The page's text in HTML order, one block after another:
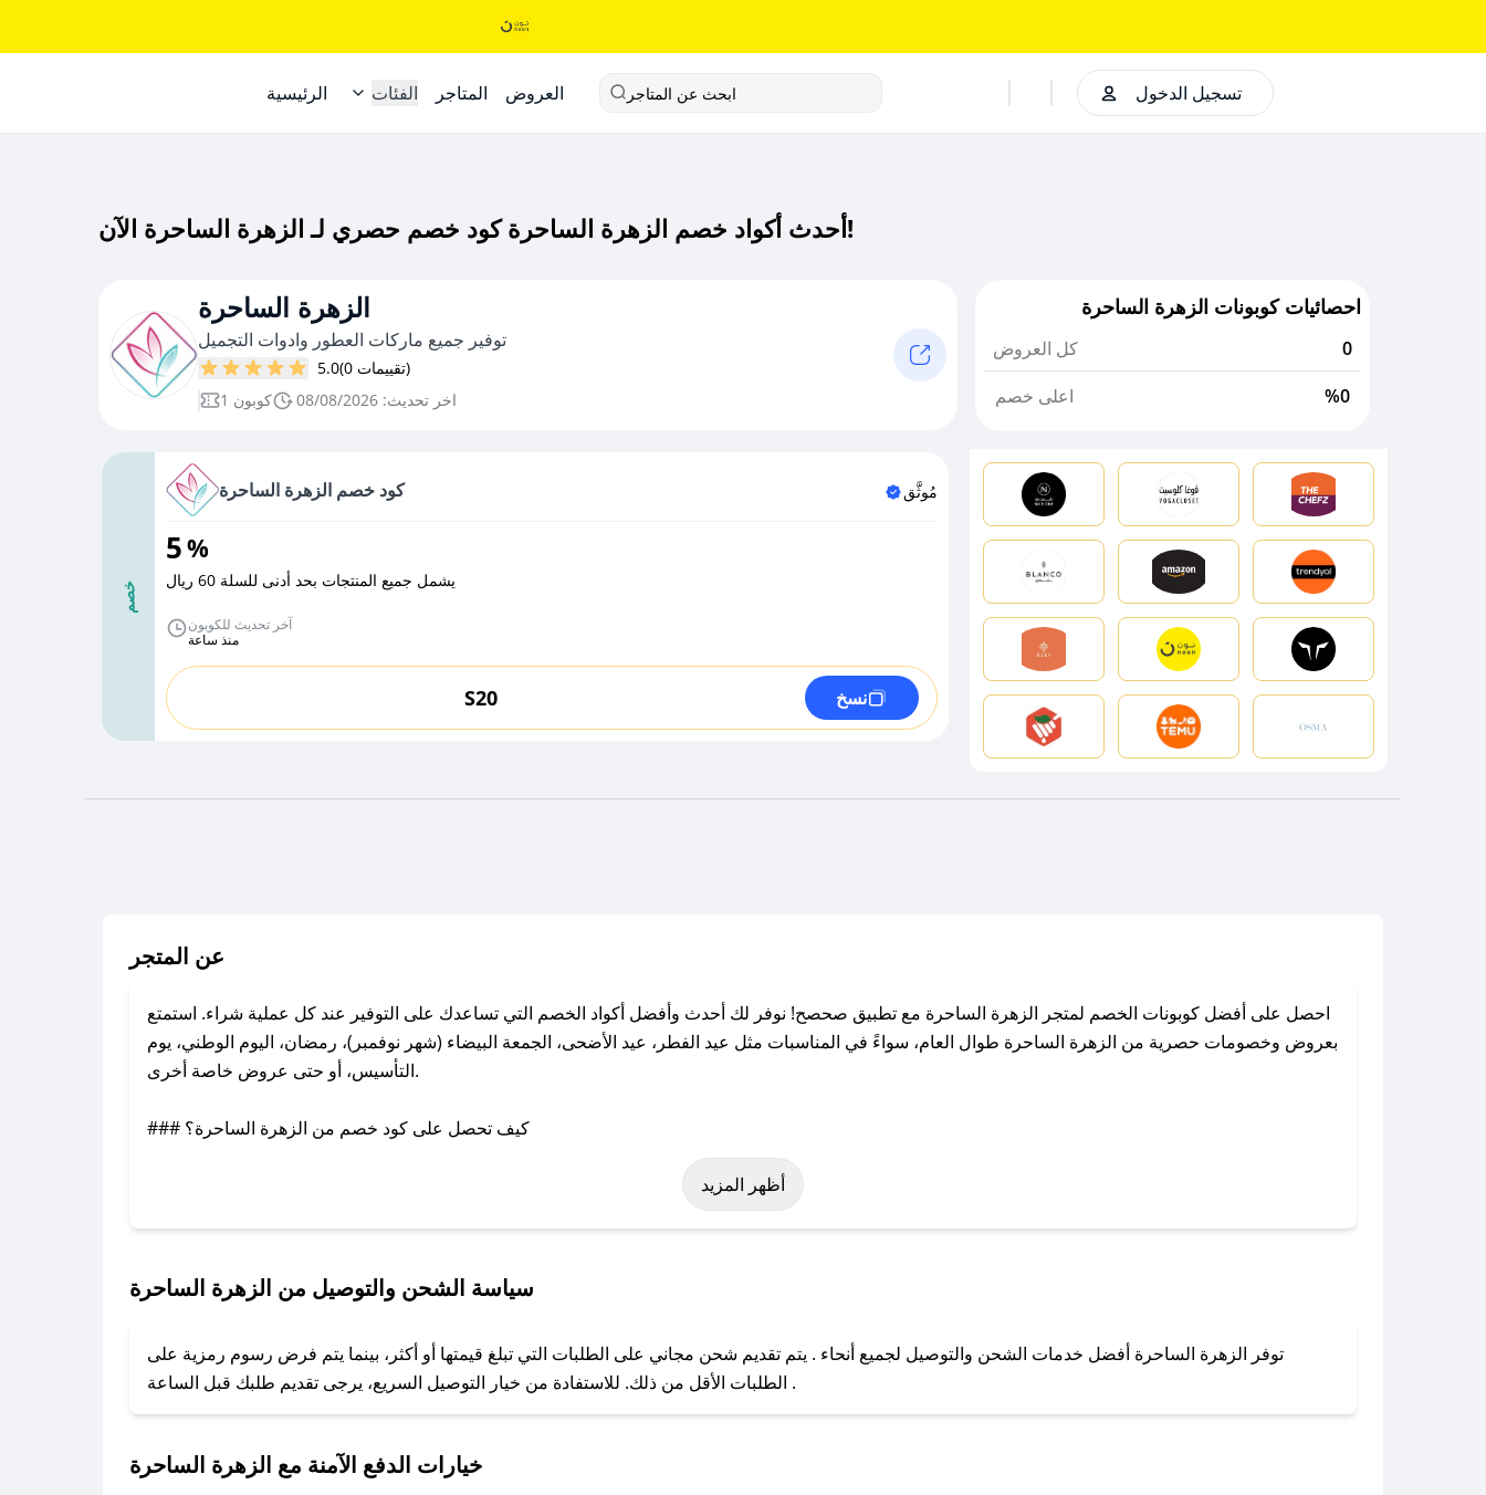
الرئيسية الفئات المتاجر العروض ابحث عن المتاجر تسجيل الدخول
أحدث أكواد خصم الزهرة الساحرة كود خصم حصري لـ الزهرة الساحرة الآن!
الزهرة الساحرة
توفير جميع ماركات العطور وادوات التجميل
5.0
(0 تقييمات)
1 كوبون
اخر تحديث: 08/08/2026
احصائيات كوبونات الزهرة الساحرة
كل العروض
0
اعلى خصم
%0
خصم
كود خصم الزهرة الساحرة مُوثَّق
5%
يشمل جميع المنتجات بحد أدنى للسلة 60 ريال
آخر تحديث للكوبون
منذ ساعة
S20 نسخ
عن المتجر
احصل على أفضل كوبونات الخصم لمتجر الزهرة الساحرة مع تطبيق صحصح! نوفر لك أحدث وأفضل أكواد الخصم التي تساعدك على التوفير عند كل عملية شراء. استمتع
بعروض وخصومات حصرية من الزهرة الساحرة طوال العام، سواءً في المناسبات مثل عيد الفطر، عيد الأضحى، الجمعة البيضاء (شهر نوفمبر)، رمضان، اليوم الوطني، يوم
التأسيس، أو حتى عروض خاصة أخرى.
### كيف تحصل على كود خصم من الزهرة الساحرة؟
باستخدام تطبيق صحصح، يمكنك العثور بسهولة على كود خصم الزهرة الساحرة. وفي حال عدم توفر الكوبون، تواصل معنا عبر تويتر أو البريد الإلكتروني لإضافته بسرعة.
لا تقلق! يمكنك التواصل مع فريق دعم صحصح عبر الرسائل الخاصة على تويتر أو البريد الإلكتروني، وسنقوم بحل المشكلة في أسرع وقت ممكن.
### ماذا أفعل إذا لم أجد كود خصم لمتجري المفضل؟
أظهر المزيد
سياسة الشحن والتوصيل من الزهرة الساحرة
توفر الزهرة الساحرة أفضل خدمات الشحن والتوصيل لجميع أنحاء . يتم تقديم شحن مجاني على الطلبات التي تبلغ قيمتها أو أكثر، بينما يتم فرض رسوم رمزية على
الطلبات الأقل من ذلك. للاستفادة من خيار التوصيل السريع، يرجى تقديم طلبك قبل الساعة .
خيارات الدفع الآمنة مع الزهرة الساحرة